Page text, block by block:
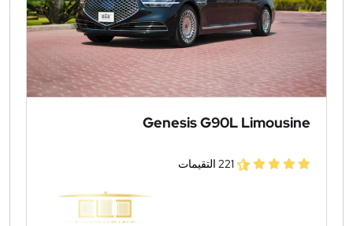
Genesis G90L Limousine
221 التقيمات